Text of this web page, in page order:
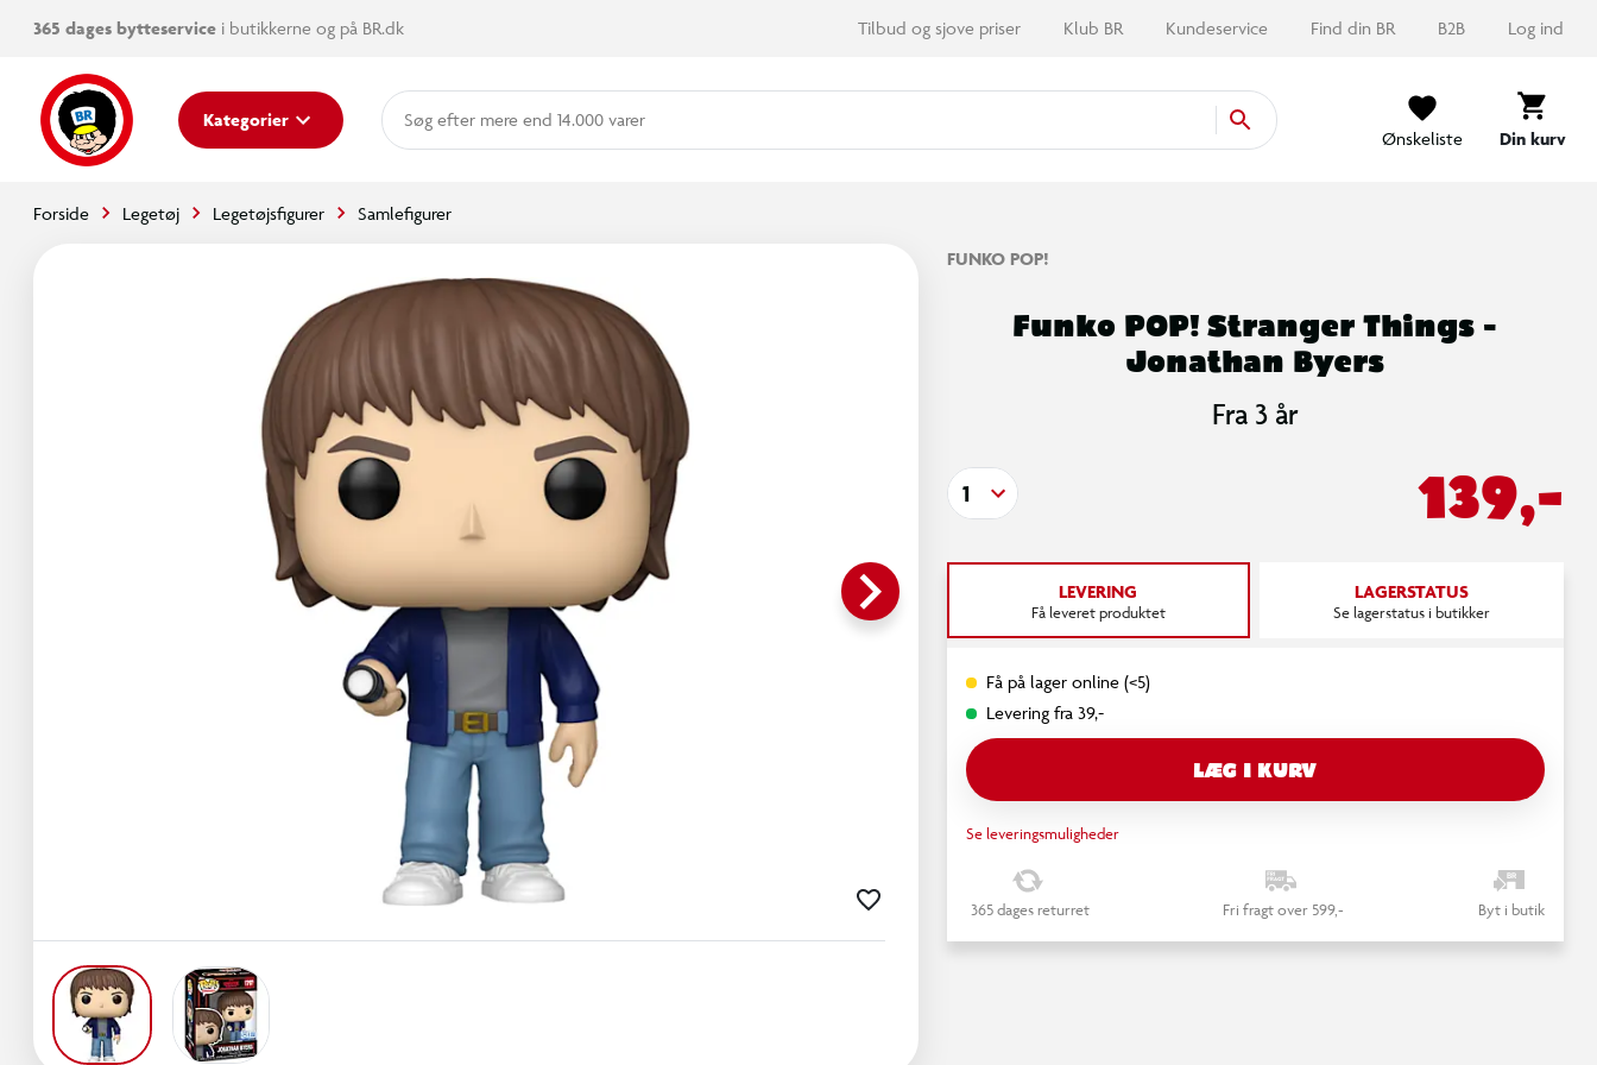
365 dages bytteservice i butikkerne og på BR.dk Tilbud og sjove priser Klub BR Kundeservice Find din BR B2B Log ind
Kategorier
mere end 14.000 varer
Ønskeliste
Din kurv
Forside Legetøj Legetøjsfigurer Samlefigurer
keyboard_arrow_right
FUNKO POP!
Funko POP! Stranger Things -
Jonathan Byers
Fra 3 år
139,-
1
LEVERING
Få leveret produktet
LAGERSTATUS
Se lagerstatus i butikker
Få på lager online (<5)
Levering fra 39,-
LÆG I KURV
Se leveringsmuligheder
365 dages returret Fri fragt over 599,- Byt i butik